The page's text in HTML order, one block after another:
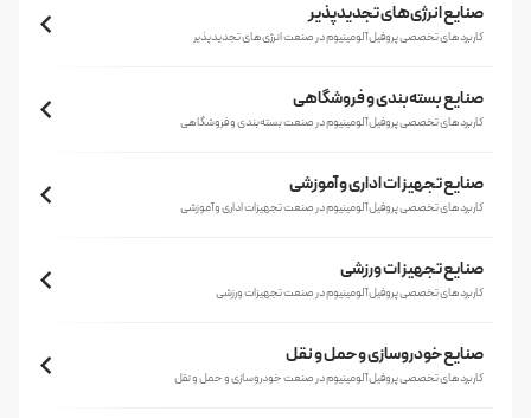
صنایع انرژی‌های تجدیدپذیر
کاربردهای تخصصی پروفیل آلومینیوم در صنعت انرژی‌های تجدیدپذیر
صنایع بسته‌بندی و فروشگاهی
کاربردهای تخصصی پروفیل آلومینیوم در صنعت بسته‌بندی و فروشگاهی
صنایع تجهیزات اداری و آموزشی
کاربردهای تخصصی پروفیل آلومینیوم در صنعت تجهیزات اداری و آموزشی
صنایع تجهیزات ورزشی
کاربردهای تخصصی پروفیل آلومینیوم در صنعت تجهیزات ورزشی
صنایع خودروسازی و حمل و نقل
کاربردهای تخصصی پروفیل آلومینیوم در صنعت خودروسازی و حمل و نقل